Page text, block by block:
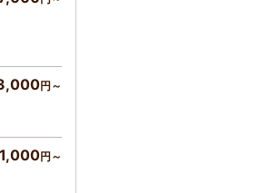
円～
円～